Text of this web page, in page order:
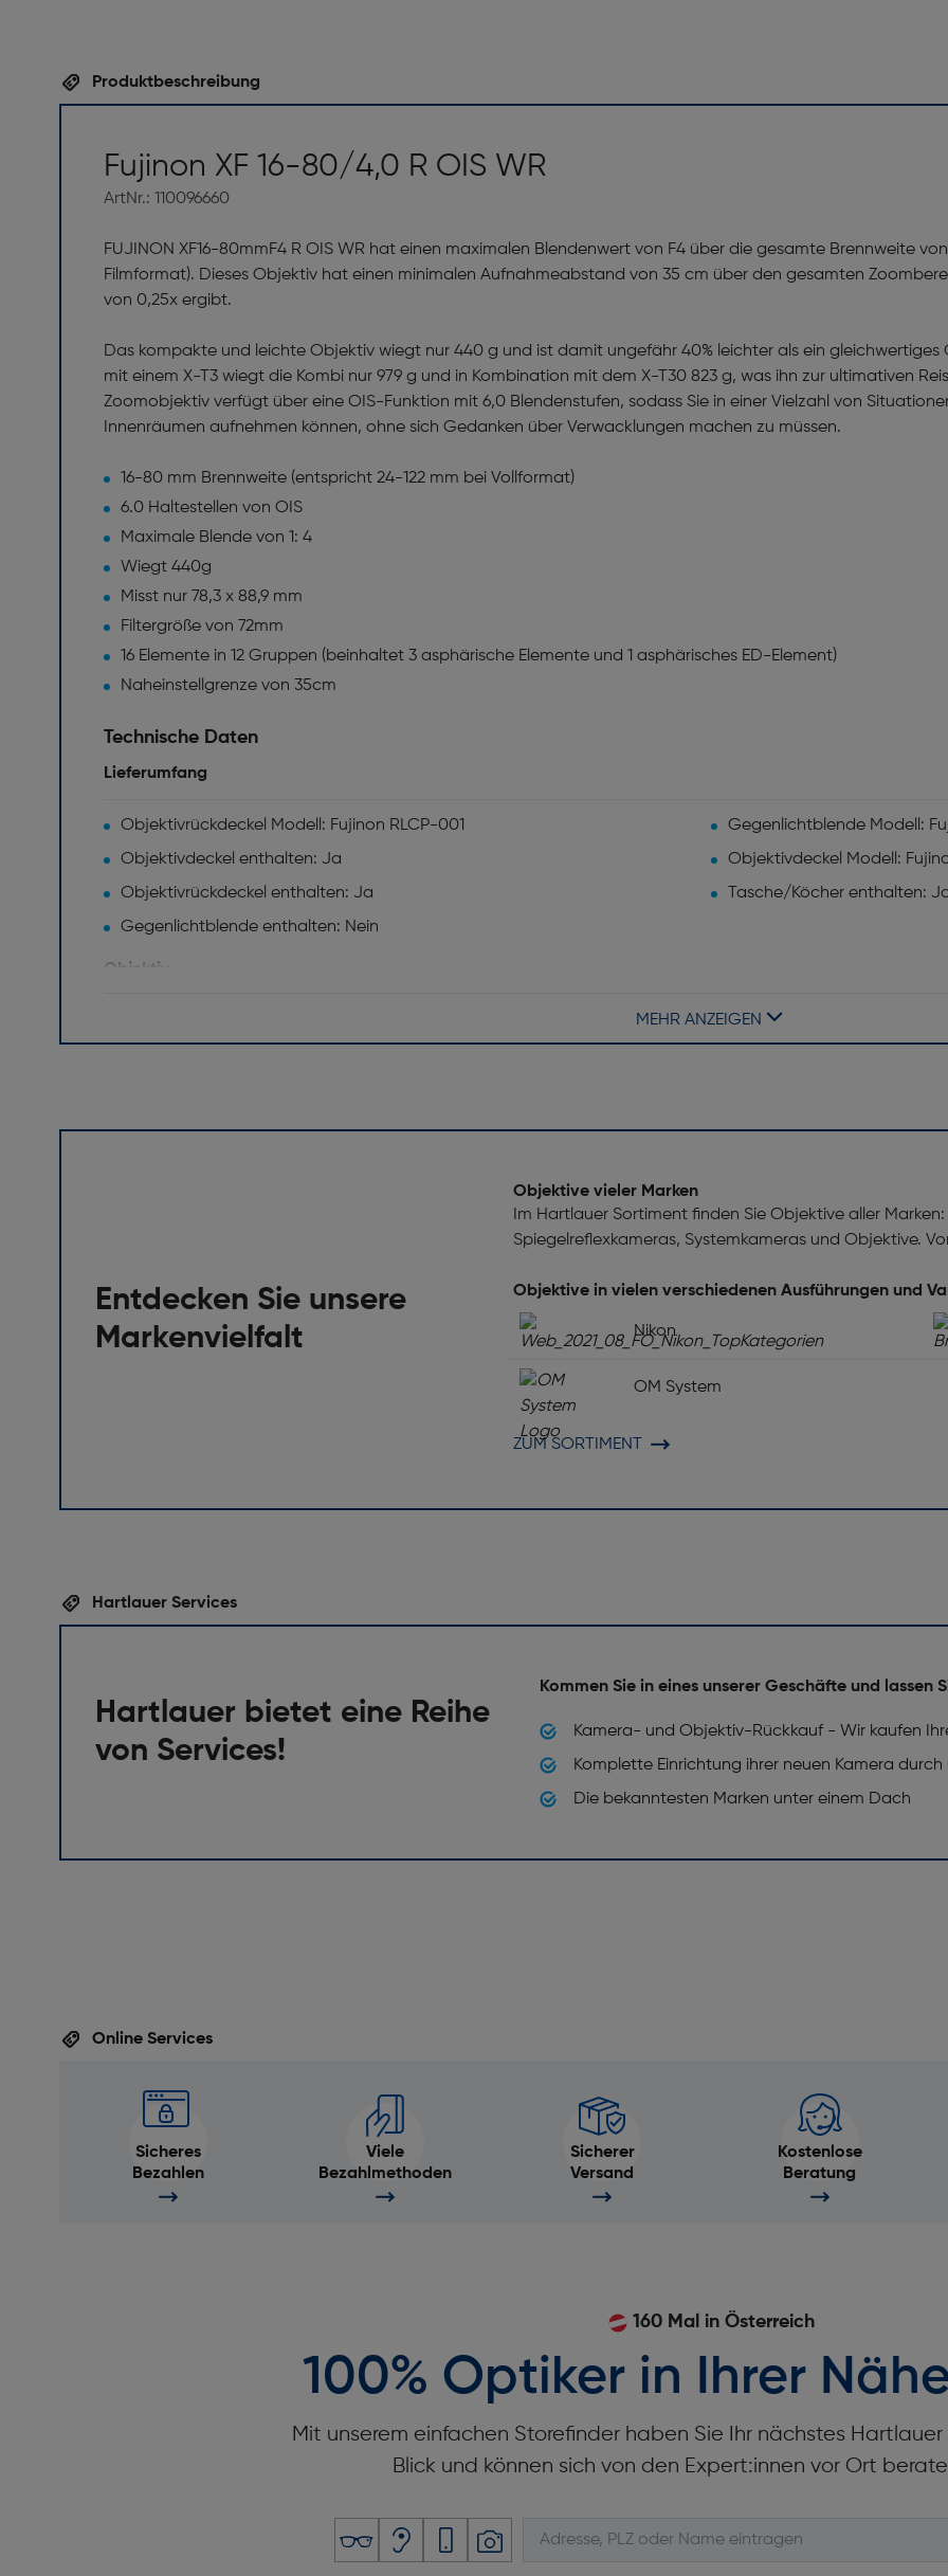
Produktbeschreibung
Fujinon XF 16-80/4,0 R OIS WR
ArtNr.: 110096660
FUJINON XF16-80mmF4 R OIS WR hat einen maximalen Blendenwert von F4 über die gesamte Brennweite
Filmformat). Dieses Objektiv hat einen minimalen Aufnahmeabstand von 35 cm über den gesamten
von 0,25x ergibt.
Das kompakte und leichte Objektiv wiegt nur 440 g und ist damit ungefähr 40% leichter als ein gleichwertiges
mit einem X-T3 wiegt die Kombi nur 979 g und in Kombination mit dem X-T30 823 g, was ihn zur ultimativen
Zoomobjektiv verfügt über eine OIS-Funktion mit 6,0 Blendenstufen, sodass Sie in einer Vielzahl von
Innenräumen aufnehmen können, ohne sich Gedanken über Verwacklungen machen zu müssen.
16-80 mm Brennweite (entspricht 24-122 mm bei Vollformat)
6.0 Haltestellen von OIS
Maximale Blende von 1: 4
Wiegt 440g
Misst nur 78,3 x 88,9 mm
Filtergröße von 72mm
16 Elemente in 12 Gruppen (beinhaltet 3 asphärische Elemente und 1 asphärisches ED-Element)
Naheinstellgrenze von 35cm
Technische Daten
Lieferumfang
Objektivrückdeckel Modell: Fujinon RLCP-001
Gegenlichtblende Modell:
Objektivdeckel enthalten: Ja
Objektivdeckel Modell:
Objektivrückdeckel enthalten: Ja
Tasche/Köcher enthalten:
Gegenlichtblende enthalten: Nein
Objektiv
Maximum Vergrößerung: 0,14x
Brennweitenbereich [mm]:
Objektiv-Struktur: 16 Linsen in 12 Gruppen inkl. ED und asphärische
Objektivanschluss: Fujifilm XF
Abmessungen (DxL) [mm]: 78,3 x 88,9
MEHR ANZEIGEN
Entdecken Sie unsere
Markenvielfalt
Objektive vieler Marken
Im Hartlauer Sortiment finden Sie Objektive aller
Spiegelreflexkameras, Systemkameras und Objektive.
Objektive in vielen verschiedenen Ausführungen und
Nikon
OM System
ZUM SORTIMENT
Hartlauer Services
Hartlauer bietet eine Reihe
von Services!
Kommen Sie in eines unserer Geschäfte und lassen
Kamera- und Objektiv-Rückkauf - Wir kaufen
Komplette Einrichtung ihrer neuen Kamera durch
Die bekanntesten Marken unter einem Dach
Online Services
Sicheres
Bezahlen
Viele
Bezahlmethoden
Sicherer
Versand
Kostenlose
Beratung
160 Mal in Österreich
100% Optiker in Ihrer
Mit unserem einfachen Storefinder haben Sie Ihr nächstes
Blick und können sich von den Expert:innen vor Ort